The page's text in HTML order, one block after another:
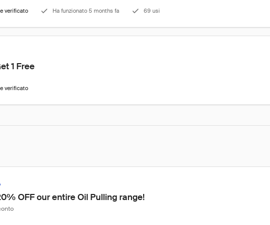
verificato Ha funzionato 5 months fa 69 usi
1 Free
verificato
OFF our entire Oil Pulling range!